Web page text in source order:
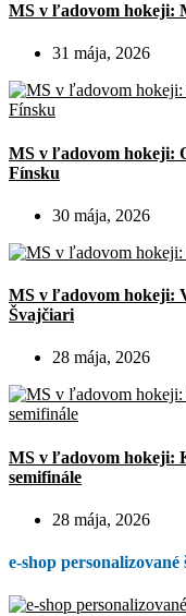
MS v ľadovom hokeji:
31 mája, 2026
MS v ľadovom hokeji:
Fínsku
30 mája, 2026
MS v ľadovom hokeji:
Švajčiari
28 mája, 2026
MS v ľadovom hokeji:
semifinále
28 mája, 2026
e-shop